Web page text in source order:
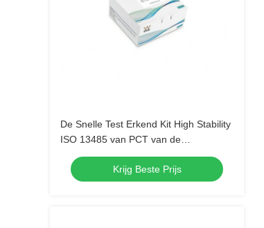
De Snelle Test Erkend Kit High Stability
ISO 13485 van PCT van de
ontstekingsopsporing
Krijg Beste Prijs